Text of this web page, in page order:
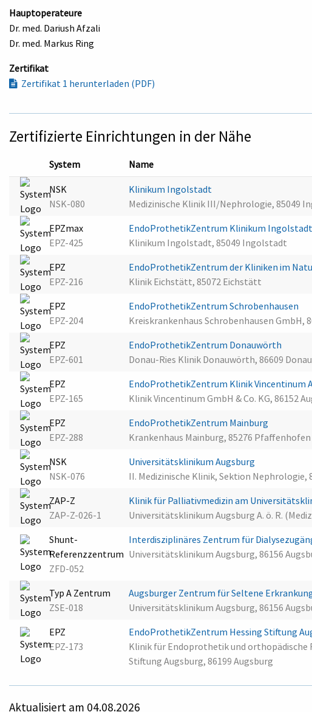
Hauptoperateure
Dr. med. Dariush Afzali
Dr. med. Markus Ring
Zertifikat
Zertifikat 1 herunterladen (PDF)
Zertifizierte Einrichtungen in der Nähe
System Name
NSK
NSK-080
Klinikum Ingolstadt
Medizinische Klinik III/Nephrologie, 85049
EPZmax
EPZ-425
EndoProthetikZentrum Klinikum Ingolstadt
Klinikum Ingolstadt, 85049 Ingolstadt
EPZ
EPZ-216
EndoProthetikZentrum der Kliniken im
Klinik Eichstätt, 85072 Eichstätt
EPZ
EPZ-204
EndoProthetikZentrum Schrobenhausen
Kreiskrankenhaus Schrobenhausen GmbH,
EPZ
EPZ-601
EndoProthetikZentrum Donauwörth
Donau-Ries Klinik Donauwörth, 86609
EPZ
EPZ-165
EndoProthetikZentrum Klinik Vincentinum
Klinik Vincentinum GmbH & Co. KG, 86152
EPZ
EPZ-288
EndoProthetikZentrum Mainburg
Krankenhaus Mainburg, 85276
NSK
NSK-076
Universitätsklinikum Augsburg
II. Medizinische Klinik, Sektion Nephrologie,
ZAP-Z
ZAP-Z-026-1
Klinik für Palliativmedizin am
Universitätsklinikum Augsburg A. ö. R.
Shunt-
Referenzzentrum
ZFD-052
Interdisziplinäres Zentrum für
Universitätsklinikum Augsburg, 86156
Typ A Zentrum
ZSE-018
Augsburger Zentrum für Seltene
Universitätsklinikum Augsburg, 86156
EPZ
EPZ-173
EndoProthetikZentrum Hessing Stiftung
Klinik für Endoprothetik und orthopädische
Stiftung Augsburg, 86199 Augsburg
Aktualisiert am 04.08.2026